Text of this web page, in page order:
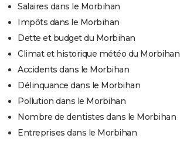
Salaires dans le Morbihan
Impôts dans le Morbihan
Dette et budget du Morbihan
Climat et historique météo du Morbihan
Accidents dans le Morbihan
Délinquance dans le Morbihan
Pollution dans le Morbihan
Nombre de dentistes dans le Morbihan
Entreprises dans le Morbihan